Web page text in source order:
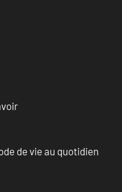
de vie au quotidien